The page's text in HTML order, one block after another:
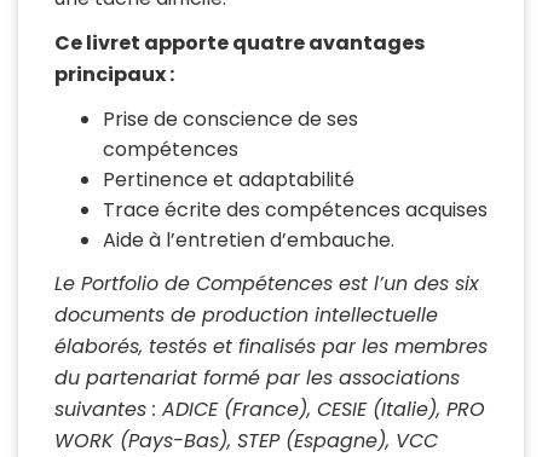
Ce livret apporte quatre avantages
principaux :
Prise de conscience de ses
compétences
Pertinence et adaptabilité
Trace écrite des compétences acquises
Aide à l’entretien d’embauche.
Le Portfolio de Compétences est l’un des six
documents de production intellectuelle
élaborés, testés et finalisés par les membres
du partenariat formé par les associations
suivantes : ADICE (France), CESIE (Italie), PRO
WORK (Pays-Bas), STEP (Espagne), VCC